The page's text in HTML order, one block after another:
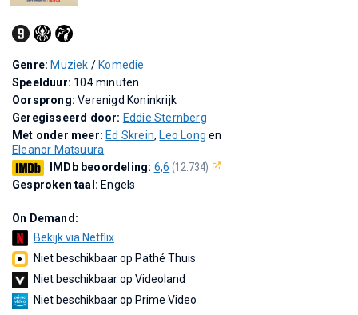
Genre: Muziek / Komedie
Speelduur: 104 minuten
Oorsprong:Verenigd Koninkrijk
Geregisseerd door: Eddie Sternberg
Met onder meer: Ed Skrein, Leo Long en
Eleanor Matsuura
IMDb beoordeling: 6,6 (12.734)
Gesproken taal: Engels
On Demand:
Bekijk via Netflix
Niet beschikbaar op Pathé Thuis
Niet beschikbaar op Videoland
Niet beschikbaar op Prime Video